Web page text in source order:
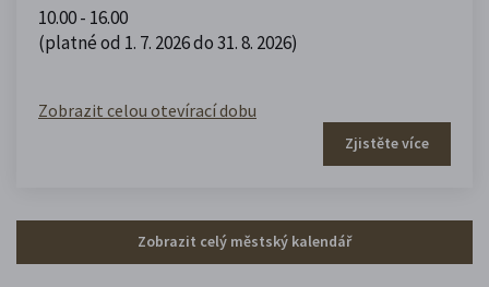
10.00 - 16.00
(platné od 1. 7. 2026 do 31. 8. 2026)
Zobrazit celou otevírací dobu
Zjistěte více
Zobrazit celý městský kalendář